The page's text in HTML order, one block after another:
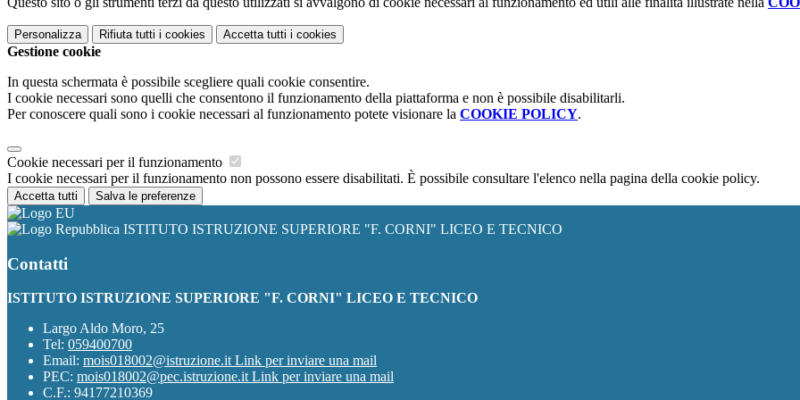
Personalizza Rifiuta tutti i cookies Accetta tutti i cookies
Gestione cookie
In questa schermata è possibile scegliere quali cookie consentire.
I cookie necessari sono quelli che consentono il funzionamento della piattaforma e non è possibile disabilitarli.
Per conoscere quali sono i cookie necessari al funzionamento potete visionare la COOKIE POLICY.
Cookie necessari per il funzionamento
I cookie necessari per il funzionamento non possono essere disabilitati. È possibile consultare l'elenco nella pagina della cookie policy.
Accetta tutti Salva le preferenze
ISTITUTO ISTRUZIONE SUPERIORE "F. CORNI" LICEO E TECNICO
Contatti
ISTITUTO ISTRUZIONE SUPERIORE "F. CORNI" LICEO E TECNICO
Largo Aldo Moro, 25
Tel: 059400700
Email: mois018002@istruzione.it Link per inviare una mail
PEC: mois018002@pec.istruzione.it Link per inviare una mail
C.F.: 94177210369